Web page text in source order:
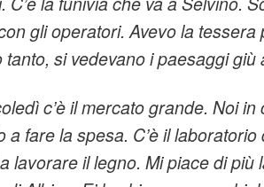
gli operatori.Avevo la
tanto, si vedevano i paesaggi giù
c’è il mercato grande. Noi
a fare la spesa. C’è il
lavorare il legno. Mi piace di più